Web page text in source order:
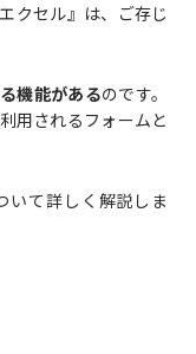
クセル』は、ご存じ
機能があるのです。
用されるフォームと
いて詳しく解説しま